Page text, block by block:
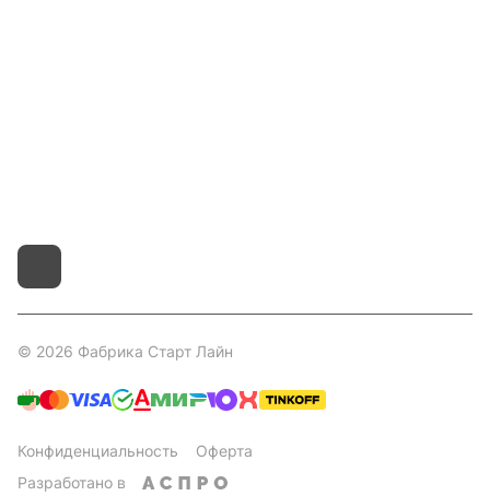
© 2026 Фабрика Старт Лайн
Конфиденциальность
Оферта
Разработано в